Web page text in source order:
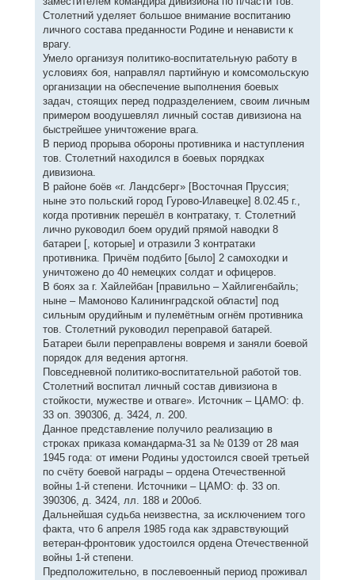
Столетний уделяет большое внимание воспитанию
личного состава преданности Родине и ненависти к
врагу.
Умело организуя политико-воспитательную работу в
условиях боя, направлял партийную и комсомольскую
организации на обеспечение выполнения боевых
задач, стоящих перед подразделением, своим личным
примером воодушевлял личный состав дивизиона на
быстрейшее уничтожение врага.
В период прорыва обороны противника и наступления
тов. Столетний находился в боевых порядках
дивизиона.
В районе боёв «г. Ландсберг» [Восточная Пруссия;
ныне это польский город Гурово-Илавецке] 8.02.45 г.,
когда противник перешёл в контратаку, т. Столетний
лично руководил боем орудий прямой наводки 8
батареи [, которые] и отразили 3 контратаки
противника. Причём подбито [было] 2 самоходки и
уничтожено до 40 немецких солдат и офицеров.
В боях за г. Хайлейбан [правильно – Хайлигенбайль;
ныне – Мамоново Калининградской области] под
сильным орудийным и пулемётным огнём противника
тов. Столетний руководил переправой батарей.
Батареи были переправлены вовремя и заняли боевой
порядок для ведения артогня.
Повседневной политико-воспитательной работой тов.
Столетний воспитал личный состав дивизиона в
стойкости, мужестве и отваге». Источник – ЦАМО: ф.
33 оп. 390306, д. 3424, л. 200.
Данное представление получило реализацию в
строках приказа командарма-31 за № 0139 от 28 мая
1945 года: от имени Родины удостоился своей третьей
по счёту боевой награды – ордена Отечественной
войны 1-й степени. Источники – ЦАМО: ф. 33 оп.
390306, д. 3424, лл. 188 и 200об.
Дальнейшая судьба неизвестна, за исключением того
факта, что 6 апреля 1985 года как здравствующий
ветеран-фронтовик удостоился ордена Отечественной
войны 1-й степени.
Предположительно, в послевоенный период проживал